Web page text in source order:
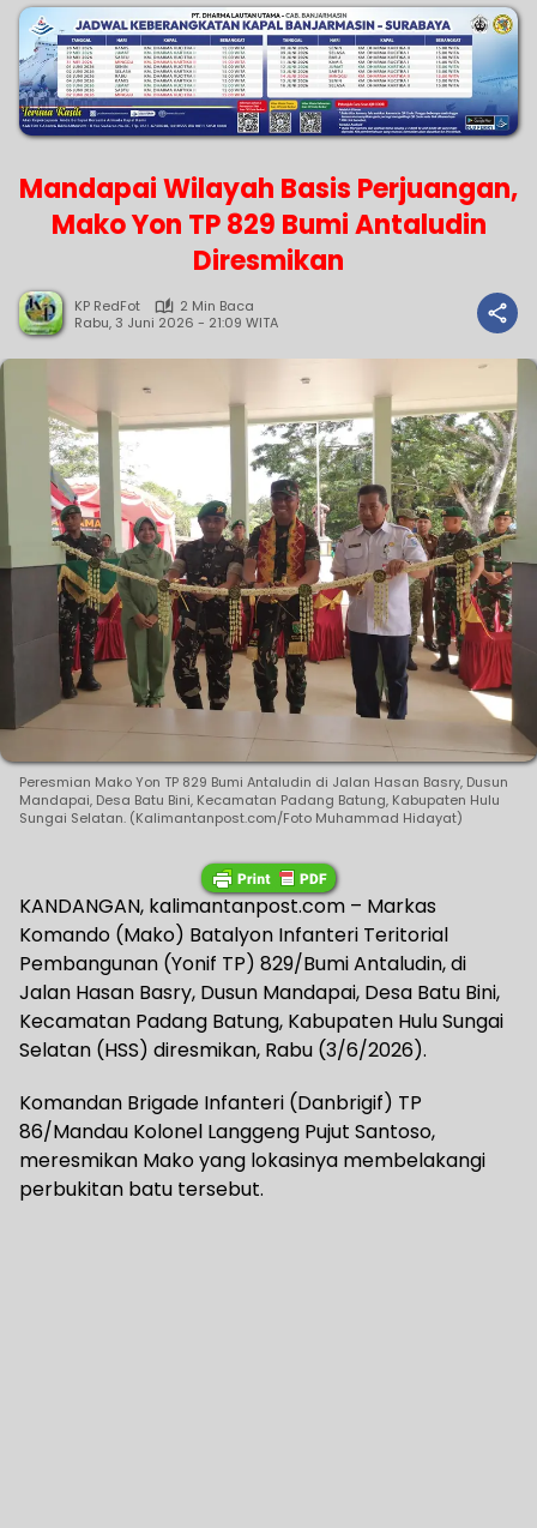
Mandapai Wilayah Basis Perjuangan,
Mako Yon TP 829 Bumi Antaludin
Diresmikan
KP RedFot
2 Min Baca
Rabu, 3 Juni 2026 - 21:09 WITA
Peresmian Mako Yon TP 829 Bumi Antaludin di Jalan Hasan Basry, Dusun
Mandapai, Desa Batu Bini, Kecamatan Padang Batung, Kabupaten Hulu
Sungai Selatan. (Kalimantanpost.com/Foto Muhammad Hidayat)
KANDANGAN, kalimantanpost.com – Markas
Komando (Mako) Batalyon Infanteri Teritorial
Pembangunan (Yonif TP) 829/Bumi Antaludin, di
Jalan Hasan Basry, Dusun Mandapai, Desa Batu Bini,
Kecamatan Padang Batung, Kabupaten Hulu Sungai
Selatan (HSS) diresmikan, Rabu (3/6/2026).
Komandan Brigade Infanteri (Danbrigif) TP
86/Mandau Kolonel Langgeng Pujut Santoso,
meresmikan Mako yang lokasinya membelakangi
perbukitan batu tersebut.